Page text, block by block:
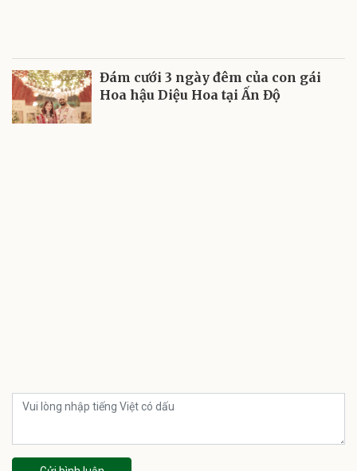
Đám cưới 3 ngày đêm của con gái
Hoa hậu Diệu Hoa tại Ấn Độ